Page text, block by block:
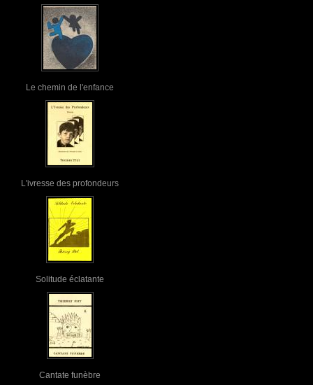
Le chemin de l'enfance
L'ivresse des profondeurs
Solitude éclatante
Cantate funèbre